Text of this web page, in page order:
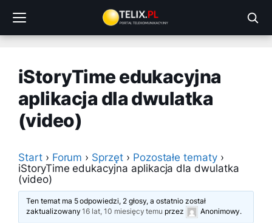
treści
iStoryTime edukacyjna
aplikacja dla dwulatka
(video)
Start › Forum › Sprzęt › Pozostałe tematy ›
iStoryTime edukacyjna aplikacja dla dwulatka
(video)
Ten temat ma 5 odpowiedzi, 2 głosy, a ostatnio został
zaktualizowany16 lat, 10 miesięcy temu przez Anonimowy.